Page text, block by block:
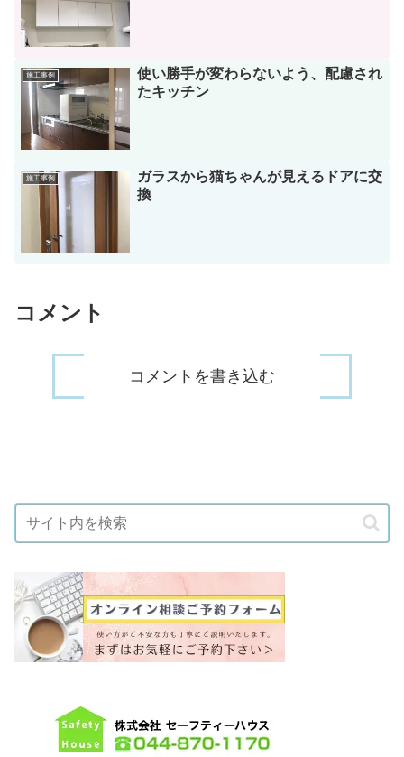
施工事例
使い勝手が変わらないよう、配慮され
たキッチン
施工事例
ガラスから猫ちゃんが見えるドアに交
換
コメント
コメントを書き込む